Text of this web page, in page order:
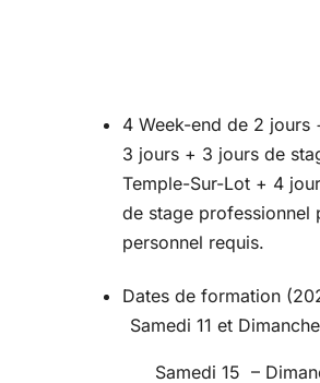
4 Week-end de 2 jours
3 jours + 3 jours de
Temple-Sur-Lot + 4
de stage professionnel
personnel requis.
Dates de formation
Samedi 11 et
Samedi 15 –